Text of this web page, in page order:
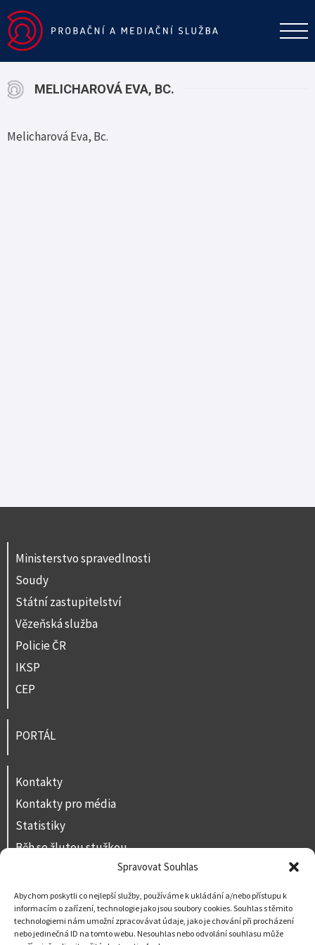
Spravovat Souhlas
Abychom poskytli co nejlepší služby, používáme k ukládání a/nebo přístupu k
informacím o zařízení, technologie jako jsou soubory cookies. Souhlas s těmito
technologiemi nám umožní zpracovávat údaje, jako je chování při procházení
nebo jedinečná ID na tomto webu. Nesouhlas nebo odvolání souhlasu může
MELICHAROVÁ EVA, BC.
Melicharová Eva, Bc.
Ministerstvo spravedlnosti
Soudy
Státní zastupitelství
Vězeňská služba
Policie ČR
IKSP
CEP
PORTÁL
Kontakty
Kontakty pro média
Statistiky
Běh se žlutou stužkou
Prohlášení o přístupnosti
Napište nám